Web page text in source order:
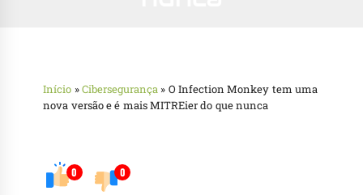
Início »Cibersegurança » O Infection Monkey tem uma
nova versão e é mais MITREier do que nunca
0 0